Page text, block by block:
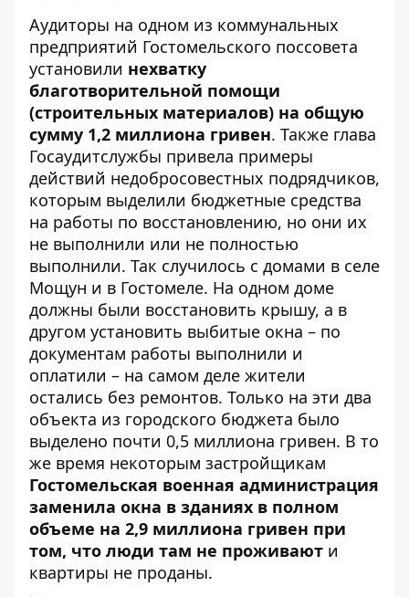
Аудиторы на одном из коммунальных
предприятий Гостомельского поссовета
установили нехватку
благотворительной помощи
(строительных материалов) на общую
сумму 1,2 миллиона гривен. Также глава
Госаудитслужбы привела примеры
действий недобросовестных подрядчиков,
которым выделили бюджетные средства
на работы по восстановлению, но они их
не выполнили или не полностью
выполнили. Так случилось с домами в селе
Мощун и в Гостомеле. На одном доме
должны были восстановить крышу, а в
другом установить выбитые окна – по
документам работы выполнили и
оплатили – на самом деле жители
остались без ремонтов. Только на эти два
объекта из городского бюджета было
выделено почти 0,5 миллиона гривен. В то
же время некоторым застройщикам
Гостомельская военная администрация
заменила окна в зданиях в полном
объеме на 2,9 миллиона гривен при
том, что люди там не проживают и
квартиры не проданы.